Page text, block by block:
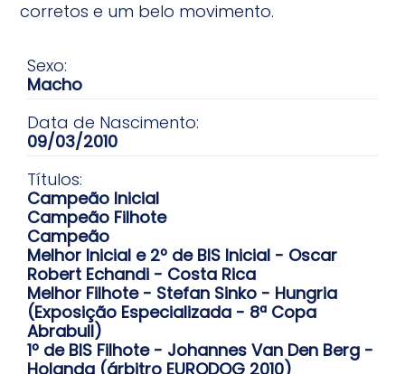
corretos e um belo movimento.
Sexo:
Macho
Data de Nascimento:
09/03/2010
Títulos:
Campeão Inicial
Campeão Filhote
Campeão
Melhor Inicial e 2º de BIS Inicial - Oscar
Robert Echandi - Costa Rica
Melhor Filhote - Stefan Sinko - Hungria
(Exposição Especializada - 8ª Copa
Abrabull)
1º de BIS Filhote - Johannes Van Den Berg -
Holanda (árbitro EURODOG 2010)